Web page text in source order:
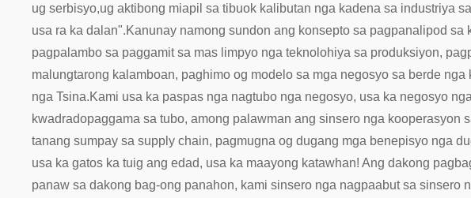
ug serbisyo,ug aktibong miapil sa tibuok kalibutan nga kadena sa industriya
usa ra ka dalan".Kanunay namong sundon ang konsepto sa pagpanalipod
pagpalambo sa paggamit sa mas limpyo nga teknolohiya sa produksiyon,
malungtarong kalamboan, paghimo og modelo sa mga negosyo sa berde
nga Tsina.Kami usa ka paspas nga nagtubo nga negosyo, usa ka negosyo
kwadradopaggama sa tubo, among palawman ang sinsero nga kooperasyon
tanang sumpay sa supply chain, pagmugna og dugang mga benepisyo nga
usa ka gatos ka tuig ang edad, usa ka maayong katawhan! Ang dakong
panaw sa dakong bag-ong panahon, kami sinsero nga nagpaabut sa sinsero